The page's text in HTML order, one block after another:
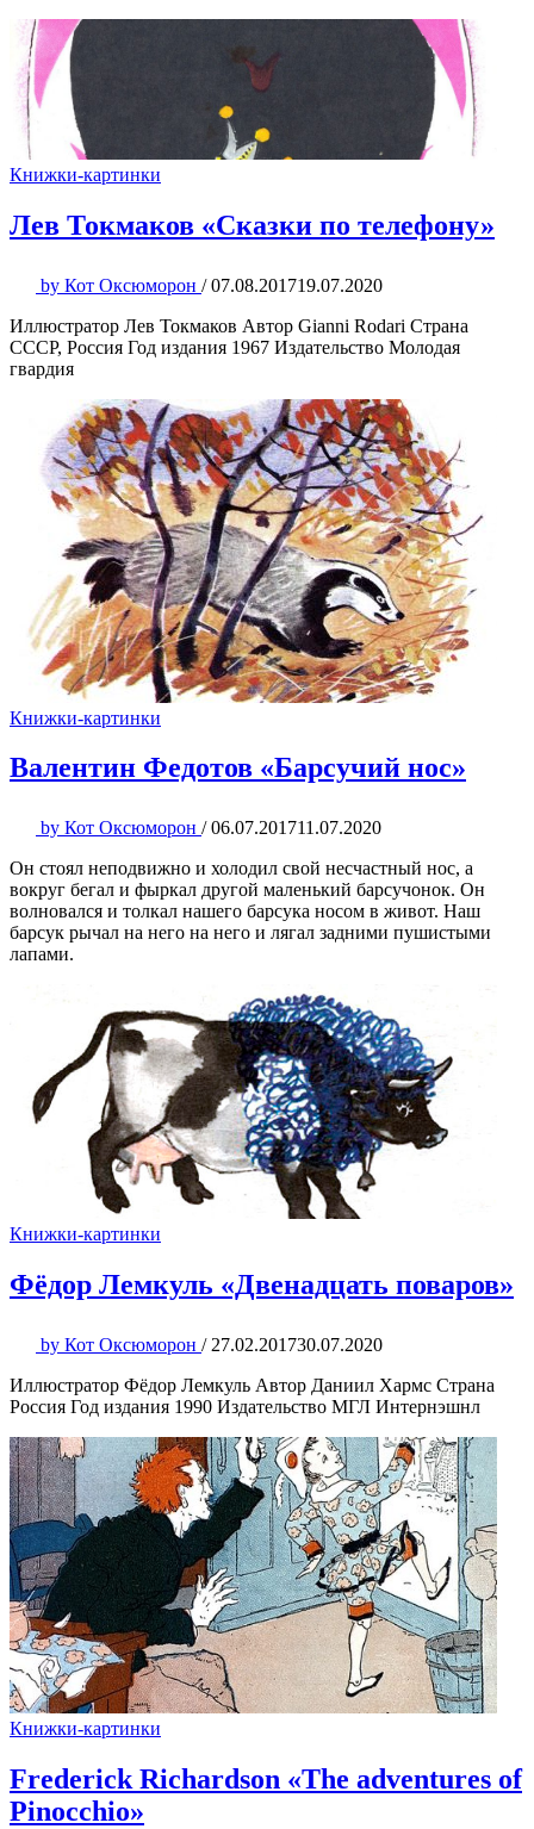
Книжки-картинки
Лев Токмаков «Сказки по телефону»
by Кот Оксюморон / 07.08.201719.07.2020
Иллюстратор Лев Токмаков Автор Gianni Rodari Страна
СССР, Россия Год издания 1967 Издательство Молодая
гвардия
Книжки-картинки
Валентин Федотов «Барсучий нос»
by Кот Оксюморон / 06.07.201711.07.2020
Он стоял неподвижно и холодил свой несчастный нос, а
вокруг бегал и фыркал другой маленький барсучонок. Он
волновался и толкал нашего барсука носом в живот. Наш
барсук рычал на него на него и лягал задними пушистыми
лапами.
Книжки-картинки
Фёдор Лемкуль «Двенадцать поваров»
by Кот Оксюморон / 27.02.201730.07.2020
Иллюстратор Фёдор Лемкуль Автор Даниил Хармс Страна
Россия Год издания 1990 Издательство МГЛ Интернэшнл
Книжки-картинки
Frederick Richardson «The adventures of
Pinocchio»